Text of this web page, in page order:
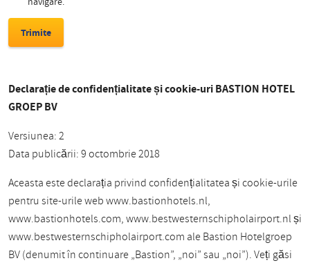
Declarație de confidențialitate și cookie-uri BASTION HOTEL
GROEP BV
Versiunea: 2
Data publicării: 9 octombrie 2018
Aceasta este declarația privind confidențialitatea și cookie-urile
pentru site-urile web www.bastionhotels.nl,
www.bastionhotels.com, www.bestwesternschipholairport.nl și
www.bestwesternschipholairport.com ale Bastion Hotelgroep
BV (denumit în continuare „Bastion”, „noi” sau „noi”). Veți găsi